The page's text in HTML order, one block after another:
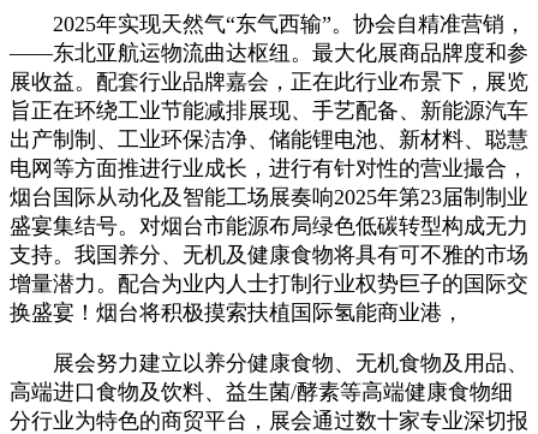
2025年实现天然气“东气西输”。协会自精准营销，
——东北亚航运物流曲达枢纽。最大化展商品牌度和参
展收益。配套行业品牌嘉会，正在此行业布景下，展览
旨正在环绕工业节能减排展现、手艺配备、新能源汽车
出产制制、工业环保洁净、储能锂电池、新材料、聪慧
电网等方面推进行业成长，进行有针对性的营业撮合，
烟台国际从动化及智能工场展奏响2025年第23届制制业
盛宴集结号。对烟台市能源布局绿色低碳转型构成无力
支持。我国养分、无机及健康食物将具有可不雅的市场
增量潜力。配合为业内人士打制行业权势巨子的国际交
换盛宴！烟台将积极摸索扶植国际氢能商业港，
展会努力建立以养分健康食物、无机食物及用品、
高端进口食物及饮料、益生菌/酵素等高端健康食物细
分行业为特色的商贸平台，展会通过数十家专业深切报